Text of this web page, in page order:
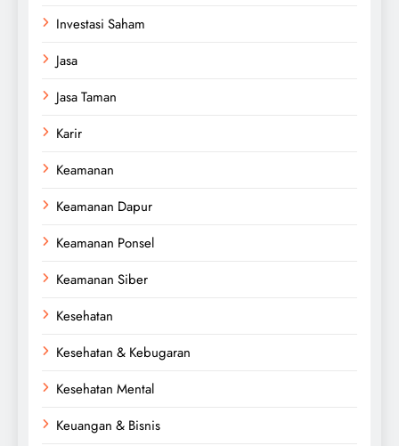
Investasi Saham
Jasa
Jasa Taman
Karir
Keamanan
Keamanan Dapur
Keamanan Ponsel
Keamanan Siber
Kesehatan
Kesehatan & Kebugaran
Kesehatan Mental
Keuangan & Bisnis